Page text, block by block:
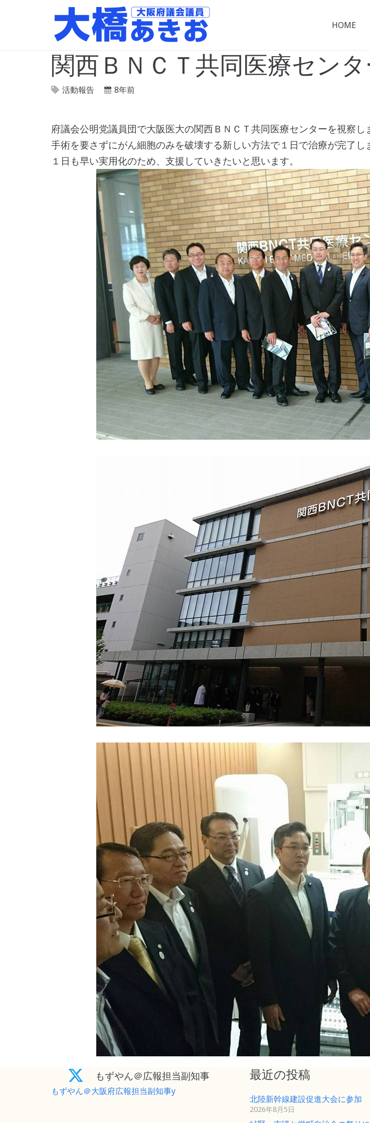
HOME
関西ＢＮＣＴ共同医療セン
活動報告 8年前
府議会公明党議員団で大阪医大の関西ＢＮＣＴ共同医療センターを視察し
手術を要さずにがん細胞のみを破壊する新しい方法で１日で治療が完了
１日も早い実用化のため、支援していきたいと思います。
もずやん＠広報担当副知事
もずやん＠大阪府広報担当副知事y
最近の投稿
北陸新幹線建設促進大会に参加
2026年8月5日